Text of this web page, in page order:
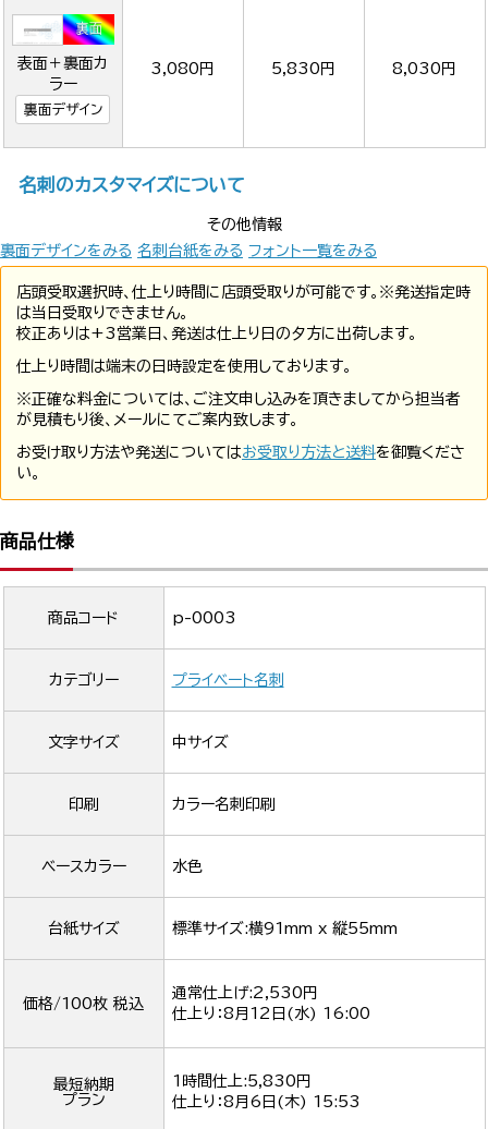
表面＋裏面カ
ラー
裏面デザイン
3,080円 5,830円 8,030円
名刺のカスタマイズについて
その他情報
裏面デザインをみる 名刺台紙をみる フォント一覧をみる
店頭受取選択時、仕上り時間に店頭受取りが可能です。※発送指定時
は当日受取りできません。
校正ありは+3営業日、発送は仕上り日の夕方に出荷します。
仕上り時間は端末の日時設定を使用しております。
※正確な料金については、ご注文申し込みを頂きましてから担当者
が見積もり後、メールにてご案内致します。
お受け取り方法や発送についてはお受取り方法と送料を御覧くださ
い。
商品仕様
商品コード p-0003
カテゴリー プライベート名刺
文字サイズ 中サイズ
印刷 カラー名刺印刷
ベースカラー 水色
台紙サイズ 標準サイズ:横91mm x 縦55mm
価格/100枚 税込
通常仕上げ:2,530円
仕上り：8月12日(水) 16:00
最短納期
プラン
1時間仕上:5,830円
仕上り：8月6日(木) 15:53